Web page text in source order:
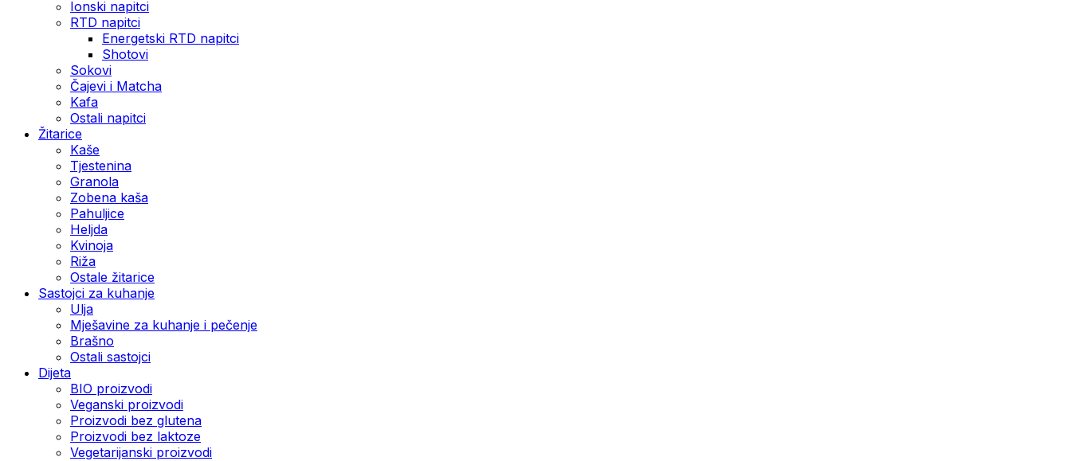
Ionski napitci
RTD napitci
Energetski RTD napitci
Shotovi
Sokovi
Čajevi i Matcha
Kafa
Ostali napitci
Žitarice
Kaše
Tjestenina
Granola
Zobena kaša
Pahuljice
Heljda
Kvinoja
Riža
Ostale žitarice
Sastojci za kuhanje
Ulja
Mješavine za kuhanje i pečenje
Brašno
Ostali sastojci
Dijeta
BIO proizvodi
Veganski proizvodi
Proizvodi bez glutena
Proizvodi bez laktoze
Vegetarijanski proizvodi